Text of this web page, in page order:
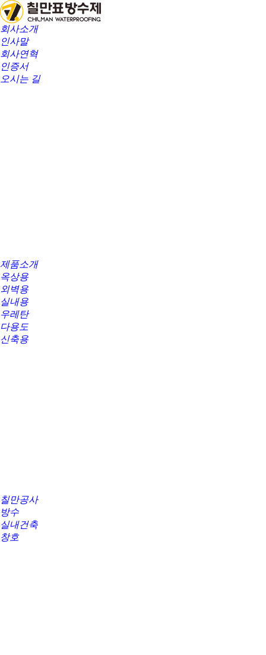
회사소개
인사말
회사연혁
인증서
오시는 길
제품소개
옥상용
외벽용
실내용
우레탄
다용도
신축용
칠만공사
방수
실내건축
창호